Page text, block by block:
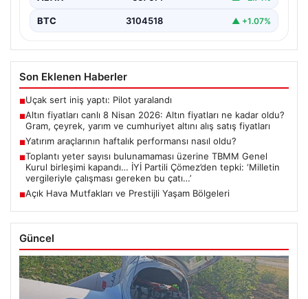
BTC 3104518 ▲ +1.07%
Son Eklenen Haberler
■Uçak sert iniş yaptı: Pilot yaralandı
■Altın fiyatları canlı 8 Nisan 2026: Altın fiyatları ne kadar oldu?
Gram, çeyrek, yarım ve cumhuriyet altını alış satış fiyatları
■Yatırım araçlarının haftalık performansı nasıl oldu?
■Toplantı yeter sayısı bulunamaması üzerine TBMM Genel
Kurul birleşimi kapandı… İYİ Partili Çömez’den tepki: ‘Milletin
vergileriyle çalışması gereken bu çatı…’
■Açık Hava Mutfakları ve Prestijli Yaşam Bölgeleri
Güncel